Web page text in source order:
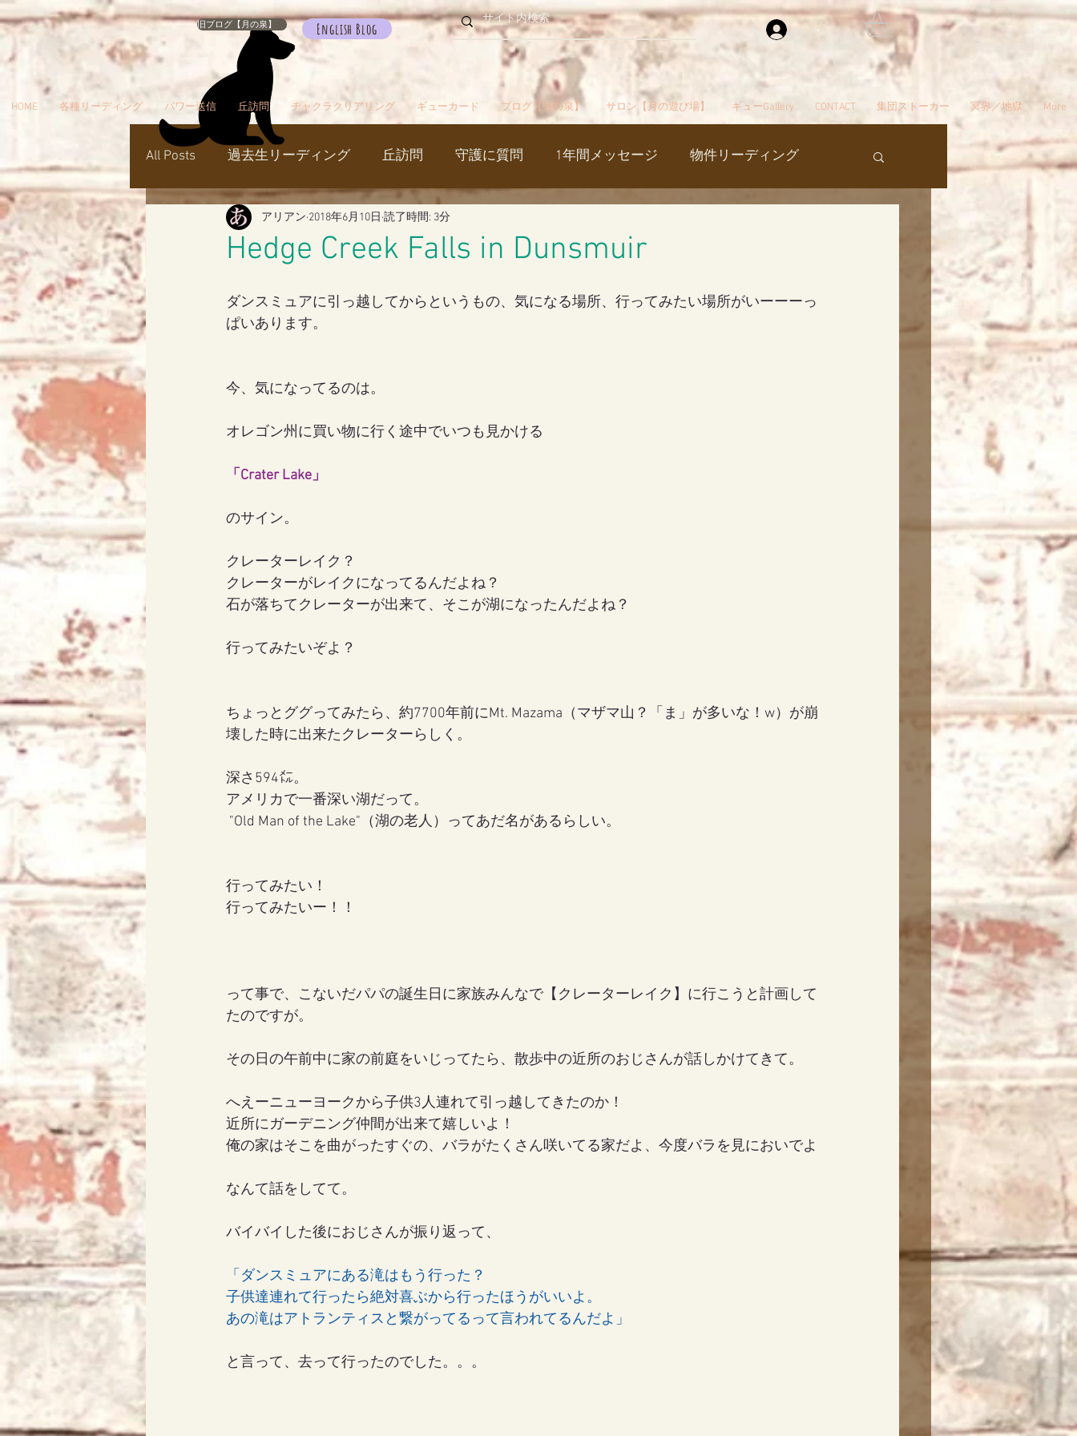
旧ブログ【月の泉】 English Blog ログイン
HOME 各種リーディング パワー送信 丘訪問 チャクラクリアリング ギューカード ブログ【月の泉】 サロン【月の遊び場】 ギューGallery CONTACT 集団ストーカー 冥界／地獄 More
All Posts 過去生リーディング 丘訪問 守護に質問 1年間メッセージ 物件リーディング
パワー送信 冥界 天国 カルマパターン
Hedge Creek Falls in Dunsmuir
アリアン 2018年6月10日 読了時間: 3分
ダンスミュアに引っ越してからというもの、気になる場所、行ってみたい場所がいーーーっ
ぱいあります。
今、気になってるのは。
オレゴン州に買い物に行く途中でいつも見かける
「Crater Lake」
のサイン。
クレーターレイク？
クレーターがレイクになってるんだよね？
石が落ちてクレーターが出来て、そこが湖になったんだよね？
行ってみたいぞよ？
ちょっとググってみたら、約7700年前にMt. Mazama（マザマ山？「ま」が多いな！w）が崩
壊した時に出来たクレーターらしく。
深さ594㍍。
アメリカで一番深い湖だって。
"Old Man of the Lake"（湖の老人）ってあだ名があるらしい。
行ってみたい！
行ってみたいー！！
って事で、こないだパパの誕生日に家族みんなで【クレーターレイク】に行こうと計画して
たのですが。
その日の午前中に家の前庭をいじってたら、散歩中の近所のおじさんが話しかけてきて。
へえーニューヨークから子供3人連れて引っ越してきたのか！
近所にガーデニング仲間が出来て嬉しいよ！
俺の家はそこを曲がったすぐの、バラがたくさん咲いてる家だよ、今度バラを見においでよ
なんて話をしてて。
バイバイした後におじさんが振り返って、
「ダンスミュアにある滝はもう行った？
子供達連れて行ったら絶対喜ぶから行ったほうがいいよ。
あの滝はアトランティスと繋がってるって言われてるんだよ」
と言って、去って行ったのでした。。。